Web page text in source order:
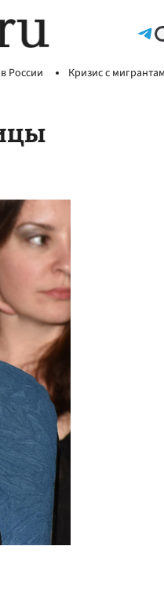
России Кризис с